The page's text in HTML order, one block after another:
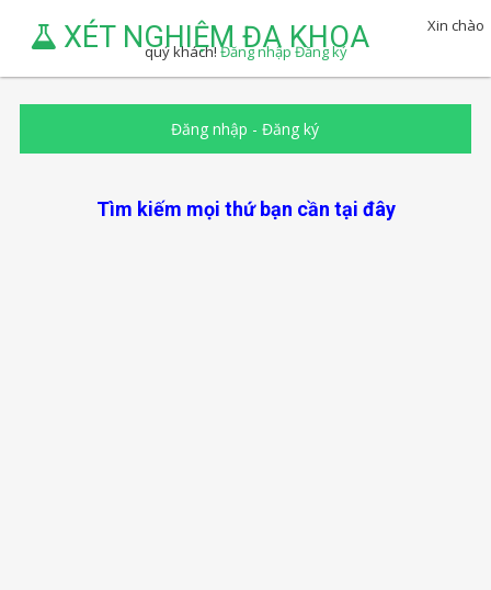
XÉT NGHIỆM ĐA KHOA
Xin chào
quý khách!Đăng nhậpĐăng ký
Đăng nhập -Đăng ký
Tìm kiếm mọi thứ bạn cần tại đây